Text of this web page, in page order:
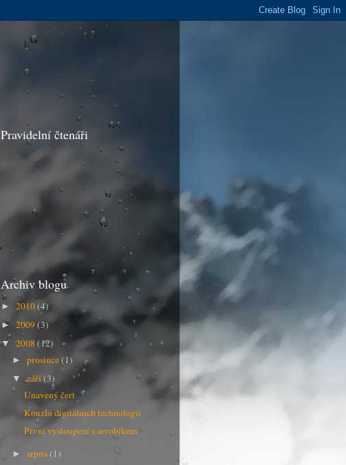
Pravidelní čtenáři
Archiv blogu
► 2010(4)
► 2009(3)
▼ 2008 (12)
►prosince(1)
▼září(3)
Unavený čert
Kouzlo digitálních technologií
První vystoupení s aerobikem
►srpna(1)